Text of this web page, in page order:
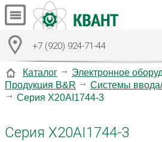
+7 (920) 924-71-44
Каталог
Электронное
Продукция B&R
Системы
Серия X20AI1744-3
Серия X20AI1744-3